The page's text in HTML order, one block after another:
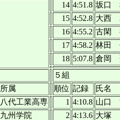
14 4:51.8 坂口
15 4:52.8 大西
16 4:55.2 古閑
17 4:58.2 林田
18 5:07.8 倉岡
５組
所属 順位 記録
氏名
八代工業高専 1 4:10.8 山口
九州学院 2 4:13.6 大塚